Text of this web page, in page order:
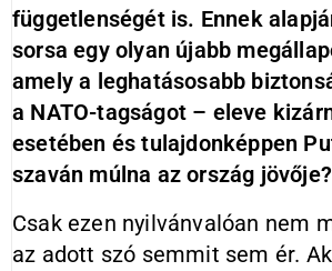
függetlenségét is. Ennek
sorsa egy olyan újabb
amely a leghatásosabb
a NATO-tagságot – eleve
esetében és tulajdonképpen
szaván múlna az ország jövője?
Csak ezen nyilvánvalóan nem
az adott szó semmit sem ér.